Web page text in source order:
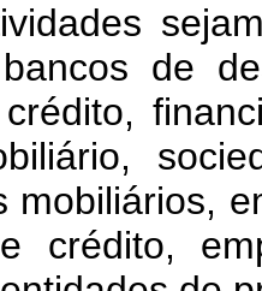
de
mobiliários,
crédito,